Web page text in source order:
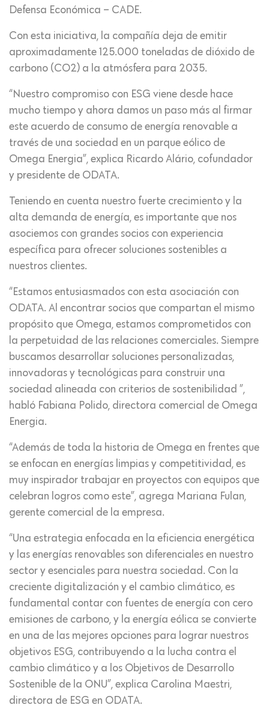
Defensa Económica – CADE.
Con esta iniciativa, la compañía deja de emitir
aproximadamente 125.000 toneladas de dióxido de
carbono (CO2) a la atmósfera para 2035.
“Nuestro compromiso con ESG viene desde hace
mucho tiempo y ahora damos un paso más al firmar
este acuerdo de consumo de energía renovable a
través de una sociedad en un parque eólico de
Omega Energia”, explica Ricardo Alário, cofundador
y presidente de ODATA.
Teniendo en cuenta nuestro fuerte crecimiento y la
alta demanda de energía, es importante que nos
asociemos con grandes socios con experiencia
específica para ofrecer soluciones sostenibles a
nuestros clientes.
“Estamos entusiasmados con esta asociación con
ODATA. Al encontrar socios que compartan el mismo
propósito que Omega, estamos comprometidos con
la perpetuidad de las relaciones comerciales. Siempre
buscamos desarrollar soluciones personalizadas,
innovadoras y tecnológicas para construir una
sociedad alineada con criterios de sostenibilidad ”,
habló Fabiana Polido, directora comercial de Omega
Energia.
“Además de toda la historia de Omega en frentes que
se enfocan en energías limpias y competitividad, es
muy inspirador trabajar en proyectos con equipos que
celebran logros como este”, agrega Mariana Fulan,
gerente comercial de la empresa.
“Una estrategia enfocada en la eficiencia energética
y las energías renovables son diferenciales en nuestro
sector y esenciales para nuestra sociedad. Con la
creciente digitalización y el cambio climático, es
fundamental contar con fuentes de energía con cero
emisiones de carbono, y la energía eólica se convierte
en una de las mejores opciones para lograr nuestros
objetivos ESG, contribuyendo a la lucha contra el
cambio climático y a los Objetivos de Desarrollo
Sostenible de la ONU”, explica Carolina Maestri,
directora de ESG en ODATA.